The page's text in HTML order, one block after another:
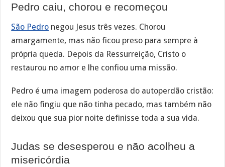
Pedro caiu, chorou e recomeçou
São Pedro negou Jesus três vezes. Chorou
amargamente, mas não ficou preso para sempre à
própria queda. Depois da Ressurreição, Cristo o
restaurou no amor e lhe confiou uma missão.
Pedro é uma imagem poderosa do autoperdão cristão:
ele não fingiu que não tinha pecado, mas também não
deixou que sua pior noite definisse toda a sua vida.
Judas se desesperou e não acolheu a
misericórdia